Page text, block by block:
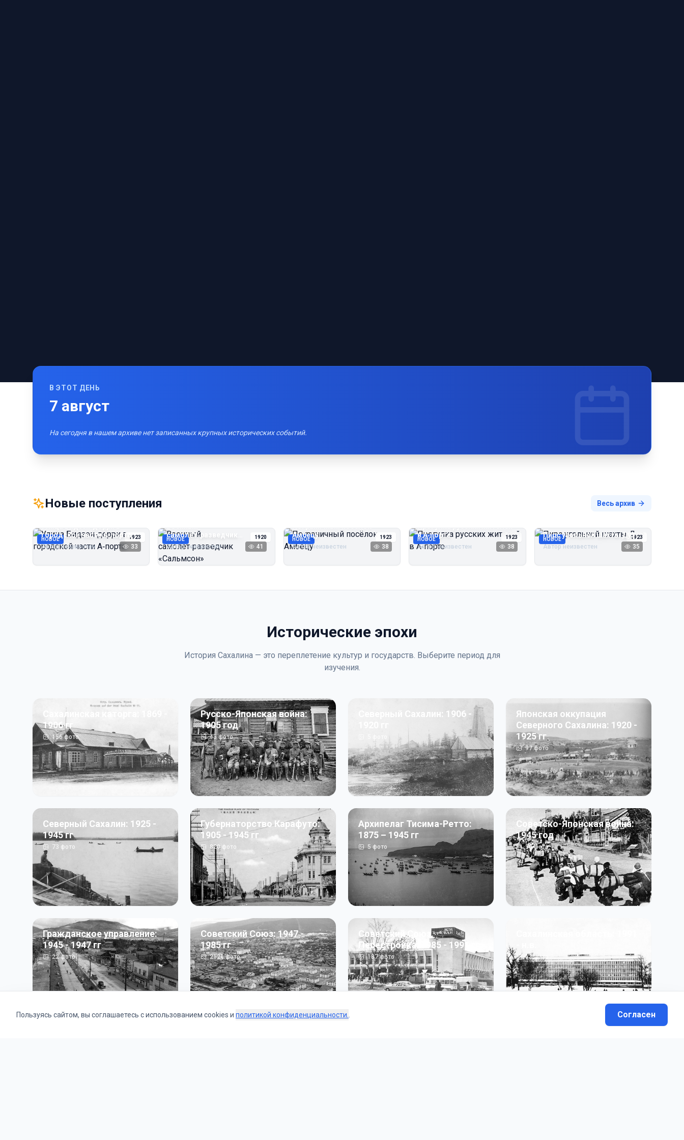
В ЭТОТ ДЕНЬ
7 август
На сегодня в нашем архиве нет записанных крупных исторических событий.
Новые поступления Весь архив
НОВОЕ 1923
Улица Бидзэн‑дорри в
городской части А‑порта
Автор неизвестен 33
НОВОЕ 1920
Военный
самолёт‑разведчик
«Сальмсон»
Автор неизвестен 41
НОВОЕ 1923
Пограничный посёлок
Амбецу
Автор неизвестен 38
НОВОЕ 1923
Прогулка русских жителей
в А‑порте
Автор неизвестен 38
НОВОЕ 1923
Пирс угольной шахты Дуэ
Автор неизвестен 35
Исторические эпохи
История Сахалина — это переплетение культур и государств. Выберите период для
изучения.
Сахалинская каторга: 1869 -
1906 гг
156фото
Русско-Японская война:
1905 год
43фото
Северный Сахалин: 1906 -
Японская оккупация
Северного Сахалина: 1920 -
1925 гг
97фото
Северный Сахалин: 1925 -
1945 гг
73 фото
Губернаторство Карафуто:
1905 - 1945 гг
820фото
Архипелаг Тисима-Ретто:
1875 – 1945 гг
5фото
Советско-Японская война:
1945 год
50фото
Гражданское управление:
1945 - 1947 гг
22фото
Советский Союз: 1947 -
1985 гг
2121фото
Советский Союз.
Перестройка: 1985 - 1991 гг
187фото 13фото
Пользуясь сайтом, вы соглашаетесь с использованием cookies и политикой конфиденциальности. Согласен